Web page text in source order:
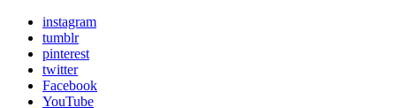
instagram
tumblr
pinterest
twitter
Facebook
YouTube